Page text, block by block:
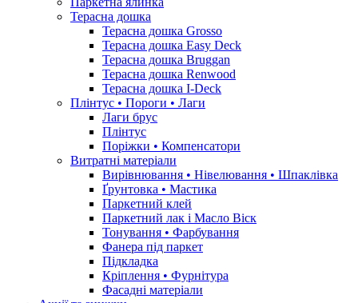
Терасна дошка
Терасна дошка Grosso
Терасна дошка Easy Deck
Терасна дошка Bruggan
Терасна дошка Renwood
Терасна дошка I-Deck
Плінтус • Пороги • Лаги
Лаги брус
Плінтус
Поріжки • Компенсатори
Витратні матеріали
Вирівнювання • Нівелювання • Шпаклівка
Ґрунтовкa • Мастика
Паркетний клей
Паркетний лак і Масло Віск
Тонування • Фарбування
Фанера під паркет
Підкладка
Кріплення • Фурнітура
Фасадні матеріали